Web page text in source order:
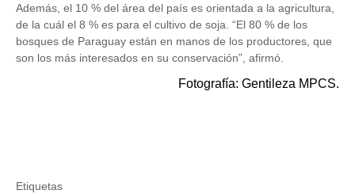
Además, el 10 % del área del país es orientada a la agricultura,
de la cuál el 8 % es para el cultivo de soja. “El 80 % de los
bosques de Paraguay están en manos de los productores, que
son los más interesados en su conservación”, afirmó.
Fotografía: Gentileza MPCS.
Etiquetas